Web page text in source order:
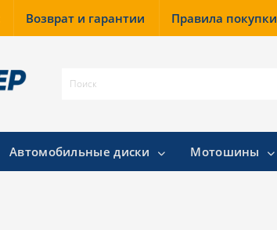
Возврат и гарантии Правила покупки
Автомобильные диски Мотошины